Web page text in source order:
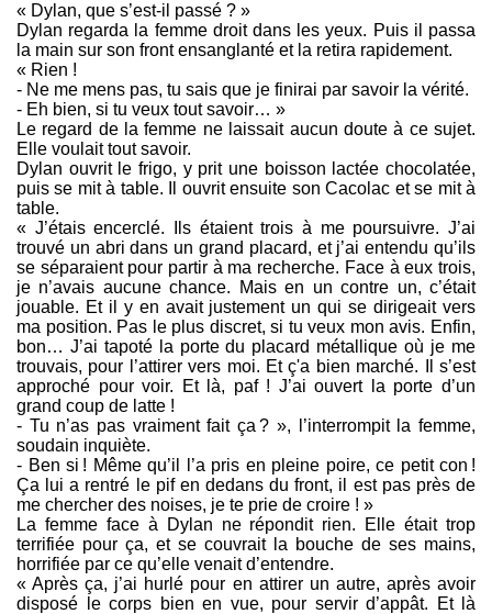
« Dylan, que s’est-il passé ? »
Dylan regarda la femme droit dans les yeux. Puis il passa
la main sur son front ensanglanté et la retira rapidement.
« Rien !
- Ne me mens pas, tu sais que je finirai par savoir la vérité.
- Eh bien, si tu veux tout savoir… »
Le regard de la femme ne laissait aucun doute à ce sujet.
Elle voulait tout savoir.
Dylan ouvrit le frigo, y prit une boisson lactée chocolatée,
puis se mit à table. Il ouvrit ensuite son Cacolac et se mit à
table.
« J’étais encerclé. Ils étaient trois à me poursuivre. J’ai
trouvé un abri dans un grand placard, et j’ai entendu qu’ils
se séparaient pour partir à ma recherche. Face à eux trois,
je n’avais aucune chance. Mais en un contre un, c’était
jouable. Et il y en avait justement un qui se dirigeait vers
ma position. Pas le plus discret, si tu veux mon avis. Enfin,
bon… J’ai tapoté la porte du placard métallique où je me
trouvais, pour l’attirer vers moi. Et ç'a bien marché. Il s’est
approché pour voir. Et là, paf ! J’ai ouvert la porte d’un
grand coup de latte !
- Tu n’as pas vraiment fait ça ? », l’interrompit la femme,
soudain inquiète.
- Ben si ! Même qu’il l’a pris en pleine poire, ce petit con !
Ça lui a rentré le pif en dedans du front, il est pas près de
me chercher des noises, je te prie de croire ! »
La femme face à Dylan ne répondit rien. Elle était trop
terrifiée pour ça, et se couvrait la bouche de ses mains,
horrifiée par ce qu’elle venait d’entendre.
« Après ça, j’ai hurlé pour en attirer un autre, après avoir
disposé le corps bien en vue, pour servir d’appât. Et là